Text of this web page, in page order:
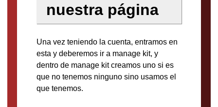
nuestra página
Una vez teniendo la cuenta, entramos en
esta y deberemos ir a manage kit, y
dentro de manage kit creamos uno si es
que no tenemos ninguno sino usamos el
que tenemos.